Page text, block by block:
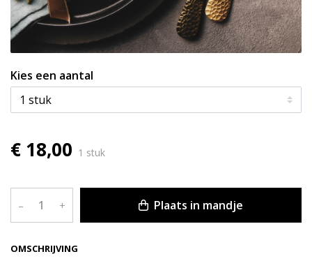
OMSCHRIJVING
Kies een aantal
€ 18,00 1 stuk
– + Plaats in mandje